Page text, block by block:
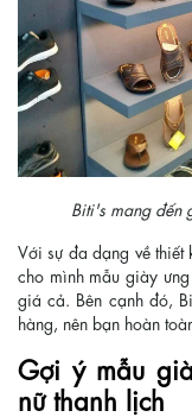
Biti's mang đến
Với sự đa dạng về thiết
cho mình mẫu giày
giá cả. Bên cạnh đó,
hàng, nên bạn hoàn
Gợi ý mẫu
nữ thanh lịch